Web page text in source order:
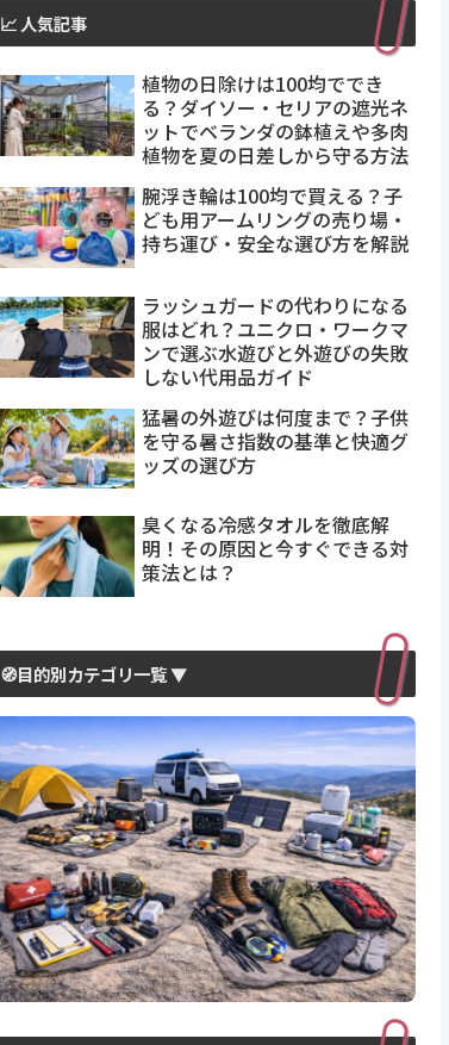
📈 人気記事
植物の日除けは100均ででき
る？ダイソー・セリアの遮光ネ
ットでベランダの鉢植えや多肉
植物を夏の日差しから守る方法
腕浮き輪は100均で買える？子
ども用アームリングの売り場・
持ち運び・安全な選び方を解説
ラッシュガードの代わりになる
服はどれ？ユニクロ・ワークマ
ンで選ぶ水遊びと外遊びの失敗
しない代用品ガイド
猛暑の外遊びは何度まで？子供
を守る暑さ指数の基準と快適グ
ッズの選び方
臭くなる冷感タオルを徹底解
明！その原因と今すぐできる対
策法とは？
🧭目的別カテゴリ一覧 ▼